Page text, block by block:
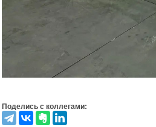
Поделись с коллегами: